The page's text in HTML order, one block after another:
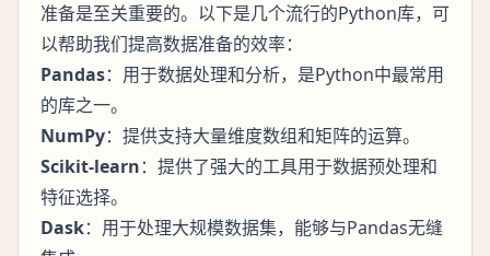
准备是至关重要的。以下是几个流行的Python库，可
以帮助我们提高数据准备的效率：
Pandas：用于数据处理和分析，是Python中最常用
的库之一。
NumPy：提供支持大量维度数组和矩阵的运算。
Scikit-learn：提供了强大的工具用于数据预处理和
特征选择。
Dask：用于处理大规模数据集，能够与Pandas无缝